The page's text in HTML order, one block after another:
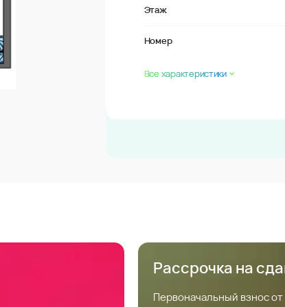
Этаж
Номер
Все характеристики
Рассрочка на
Первоначальный взнос